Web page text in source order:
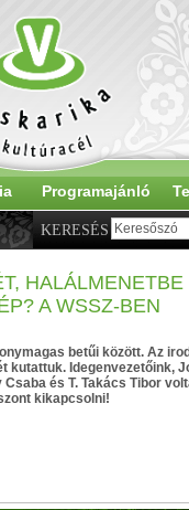
Programajánló
KERESÉS
HALÁLMENETBE
A WSSZ-BEN
betűi között. Az
kutattuk. Idegenvezetőink,
és T. Takács Tibor
kikapcsolni!